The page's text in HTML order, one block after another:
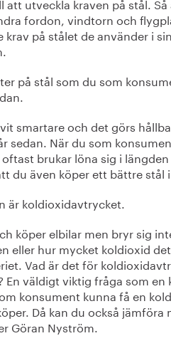
fordon, vindtorn och
krav på stålet de använder i
på stål som du som
smartare och det görs
sedan. När du som
brukar löna sig i
du även köper ett bättre stål
är koldioxidavtrycket.
köper elbilar men bryr sig
eller hur mycket koldioxid
Vad är det för
En väldigt viktig fråga som
konsument kunna få en
Då kan du också jämföra
Göran Nyström.